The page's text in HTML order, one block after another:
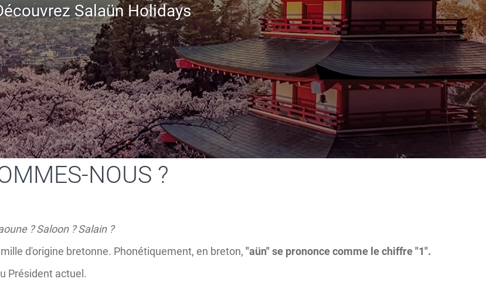
Salaün Holidays
NOUS ?
? Saloon ? Salain ?
d'origine bretonne. Phonétiquement, en breton, "aün" se prononce comme le chiffre "1".
Président actuel.